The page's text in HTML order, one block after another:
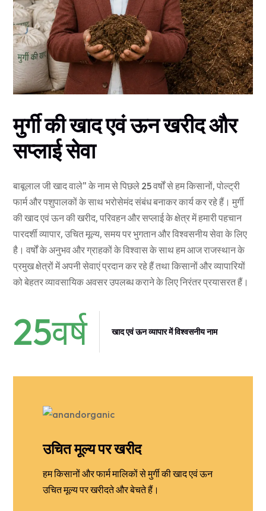
मुर्गी की खाद एवं ऊन खरीद और
सप्लाई सेवा
बाबूलाल जी खाद वाले" के नाम से पिछले 25 वर्षों से हम किसानों, पोल्ट्री
फार्म और पशुपालकों के साथ भरोसेमंद संबंध बनाकर कार्य कर रहे हैं। मुर्गी
की खाद एवं ऊन की खरीद, परिवहन और सप्लाई के क्षेत्र में हमारी पहचान
पारदर्शी व्यापार, उचित मूल्य, समय पर भुगतान और विश्वसनीय सेवा के लिए
है। वर्षों के अनुभव और ग्राहकों के विश्वास के साथ हम आज राजस्थान के
प्रमुख क्षेत्रों में अपनी सेवाएं प्रदान कर रहे हैं तथा किसानों और व्यापारियों
को बेहतर व्यावसायिक अवसर उपलब्ध कराने के लिए निरंतर प्रयासरत हैं।
25वर्ष खाद एवं ऊन व्यापार में विश्वसनीय नाम
उचित मूल्य पर खरीद
हम किसानों और फार्म मालिकों से मुर्गी की खाद एवं ऊन
उचित मूल्य पर खरीदते और बेचते हैं।